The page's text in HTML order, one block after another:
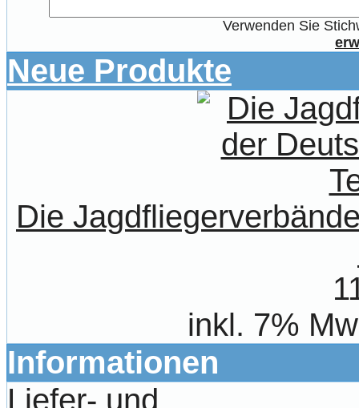
Verwenden Sie
Neue Produkte
Die
inkl. 7%
Informationen
Liefer- und